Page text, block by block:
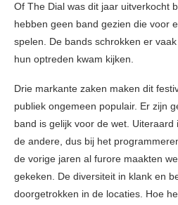
Of The Dial was dit jaar uitverkocht
hebben geen band gezien die voor
spelen. De bands schrokken er
hun optreden kwam kijken.
Drie markante zaken maken dit
publiek ongemeen populair. Er zijn
band is gelijk voor de wet.
de andere, dus bij het
de vorige jaren al furore maakten
gekeken. De diversiteit in klank en
doorgetrokken in de locaties. Hoe